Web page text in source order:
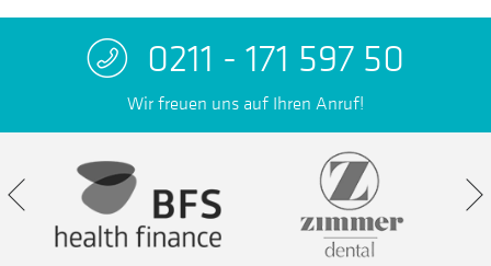
0211 - 171 597 50
Wir freuen uns auf Ihren Anruf!